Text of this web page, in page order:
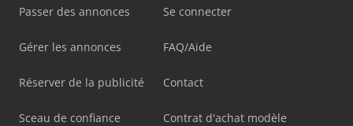
Passer des annonces
Gérer les annonces
Réserver de la publicité
Sceau de confiance
Se connecter
FAQ/Aide
Contact
Contrat d'achat modèle